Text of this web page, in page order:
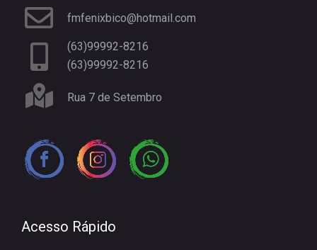
fmfenixbico@hotmail.com
(63)99992-8216
(63)99992-8216
Rua 7 de Setembro
Acesso Rápido